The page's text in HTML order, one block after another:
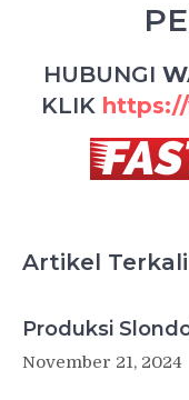
HUBUNGI
KLIK https://
Artikel
Produksi
November 21, 2024